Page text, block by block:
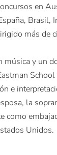
en
Brasil,
más de
y un
e
la
como
Unidos.